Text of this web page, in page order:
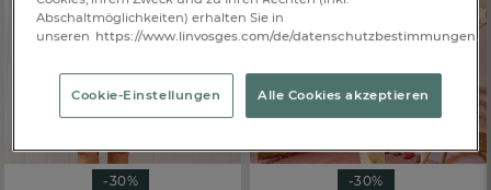
-30% -30%
Abschaltmöglichkeiten) erhalten Sie in
unseren https://www.linvosges.com/de/
Cookie-Einstellungen Alle Cookies akzeptieren